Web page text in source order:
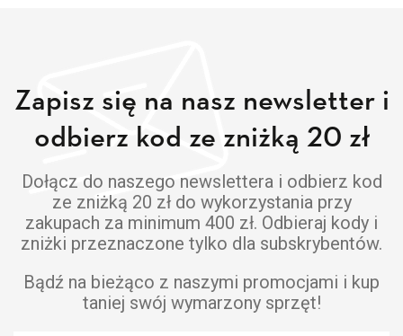
Zapisz się na nasz newsletter i
odbierz kod ze zniżką 20 zł
Dołącz do naszego newslettera i odbierz kod
ze zniżką 20 zł do wykorzystania przy
zakupach za minimum 400 zł. Odbieraj kody i
zniżki przeznaczone tylko dla subskrybentów.
Bądź na bieżąco z naszymi promocjami i kup
taniej swój wymarzony sprzęt!